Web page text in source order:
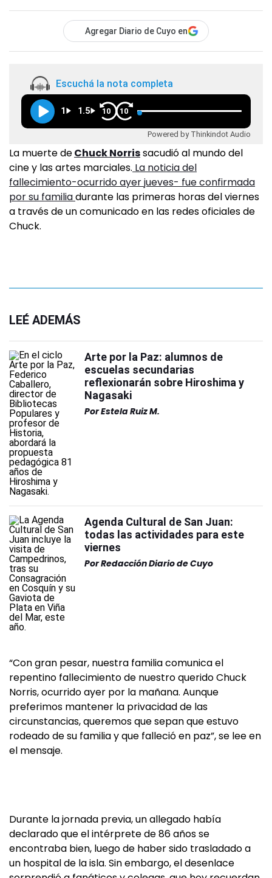
Agregar Diario de Cuyo en
Escuchá la nota completa
1 1.5 10 10
Powered by Thinkindot Audio
La muerte deChuck Norrissacudió al mundo del
cine y las artes marciales. La noticia del
fallecimiento-ocurrido ayer jueves- fue confirmada
por su familiadurante las primeras horas del viernes
a través de un comunicado en las redes oficiales de
Chuck.
LEÉ ADEMÁS
Arte por la Paz: alumnos de
escuelas secundarias
reflexionarán sobre Hiroshima y
Nagasaki
PorEstela Ruiz M.
Agenda Cultural de San Juan:
todas las actividades para este
viernes
PorRedacción Diario de Cuyo
“Con gran pesar, nuestra familia comunica el
repentino fallecimiento de nuestro querido Chuck
Norris, ocurrido ayer por la mañana. Aunque
preferimos mantener la privacidad de las
circunstancias, queremos que sepan que estuvo
rodeado de su familia y que falleció en paz”, se lee en
el mensaje.
Durante la jornada previa, un allegado había
declarado que el intérprete de 86 años se
encontraba bien, luego de haber sido trasladado a
un hospital de la isla. Sin embargo, el desenlace